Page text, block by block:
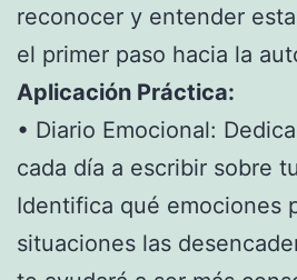
reconocer y entender
el primer paso hacia la
Aplicación Práctica:
• Diario Emocional:
cada día a escribir sobre
Identifica qué emociones
situaciones las